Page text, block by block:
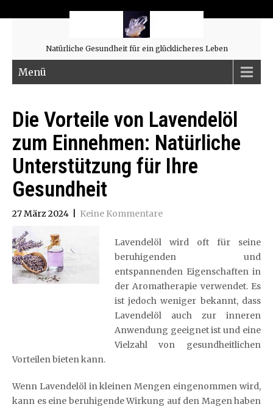
Natürliche Gesundheit für ein glücklicheres Leben
Menü
Die Vorteile von Lavendelöl
zum Einnehmen: Natürliche
Unterstützung für Ihre
Gesundheit
27 März 2024 Keine Kommentare
Lavendelöl wird oft für seine
beruhigenden und
entspannenden Eigenschaften in
der Aromatherapie verwendet. Es
ist jedoch weniger bekannt, dass
Lavendelöl auch zur inneren
Anwendung geeignet ist und eine
Vielzahl von gesundheitlichen
Vorteilen bieten kann.
Wenn Lavendelöl in kleinen Mengen eingenommen wird,
kann es eine beruhigende Wirkung auf den Magen haben